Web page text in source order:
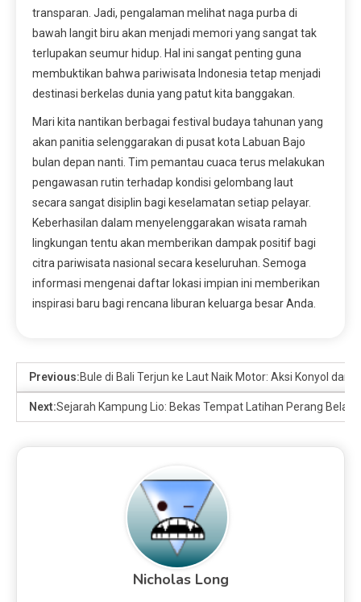
transparan. Jadi, pengalaman melihat naga purba di
bawah langit biru akan menjadi memori yang sangat tak
terlupakan seumur hidup. Hal ini sangat penting guna
membuktikan bahwa pariwisata Indonesia tetap menjadi
destinasi berkelas dunia yang patut kita banggakan.
Mari kita nantikan berbagai festival budaya tahunan yang
akan panitia selenggarakan di pusat kota Labuan Bajo
bulan depan nanti. Tim pemantau cuaca terus melakukan
pengawasan rutin terhadap kondisi gelombang laut
secara sangat disiplin bagi keselamatan setiap pelayar.
Keberhasilan dalam menyelenggarakan wisata ramah
lingkungan tentu akan memberikan dampak positif bagi
citra pariwisata nasional secara keseluruhan. Semoga
informasi mengenai daftar lokasi impian ini memberikan
inspirasi baru bagi rencana liburan keluarga besar Anda.
Previous:Bule di Bali Terjun ke Laut Naik Motor: Aksi Konyol dan
Next:Sejarah Kampung Lio: Bekas Tempat Latihan Perang
Nicholas Long